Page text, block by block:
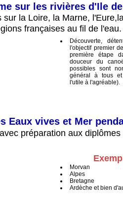
sur les rivières d'Ile
sur la Loire, la Marne,
françaises au fil de l'eau.
Découverte,
l'objectif premier
première étape
douceur du
possibles sont
général à tous
l'utile à l'agréable).
Eaux vives et Mer
préparation aux
Morvan
Alpes
Bretagne
Ardèche et bien